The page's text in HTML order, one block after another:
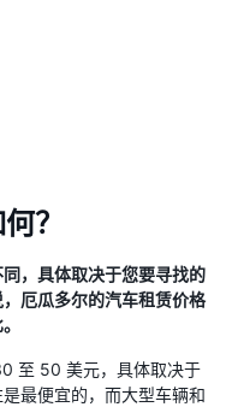
？
，具体取决于您要寻找的
厄瓜多尔的汽车租赁价格
至 50 美元，具体取决于
最便宜的，而大型车辆和